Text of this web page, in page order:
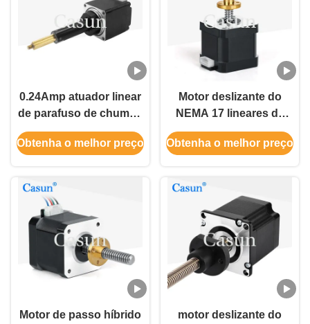
0.24Amp atuador linear
de parafuso de chumbo
Nema 8 motor a passo
para equipamentos de
Obtenha o melhor preço
Motor deslizante do
NEMA 17 lineares de
Casun 34mm com
parafuso movimentador
Obtenha o melhor preço
Motor de passo híbrido
motor deslizante do